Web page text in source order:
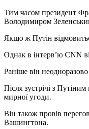
Тим часом президент
Володимиром
Якщо ж Путін
Однак в інтерв’ю CNN
Раніше він
Після зустрічі з
мирної угоди.
Він також провів
Вашингтона.